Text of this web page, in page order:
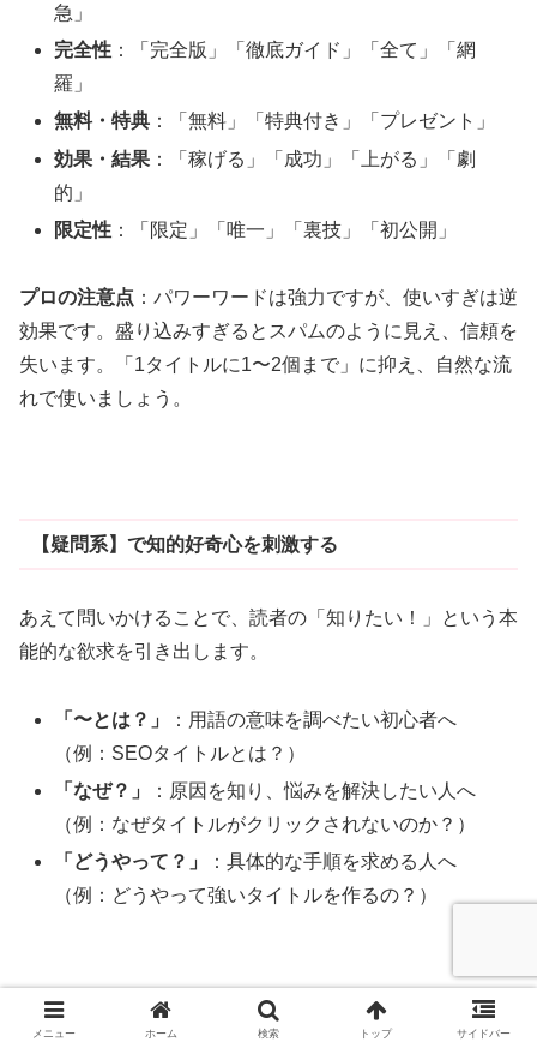
急」
完全性 ：「完全版」「徹底ガイド」「全て」「網
羅」
無料・特典 ：「無料」「特典付き」「プレゼント」
効果・結果 ：「稼げる」「成功」「上がる」「劇
的」
限定性 ：「限定」「唯一」「裏技」「初公開」
プロの注意点 ：パワーワードは強力ですが、使いすぎは逆
効果です。盛り込みすぎるとスパムのように見え、信頼を
失います。「1タイトルに1〜2個まで」に抑え、自然な流
れで使いましょう。
【疑問系】で知的好奇心を刺激する
あえて問いかけることで、読者の「知りたい！」という本
能的な欲求を引き出します。
「〜とは？」
：用語の意味を調べたい初心者へ
（例：SEOタイトルとは？）
「なぜ？」
：原因を知り、悩みを解決したい人へ
（例：なぜタイトルがクリックされないのか？）
「どうやって？」
：具体的な手順を求める人へ
（例：どうやって強いタイトルを作るの？）
【メリット提示】で利益を約束する
メニュー ホーム 検索 トップ サイドバー